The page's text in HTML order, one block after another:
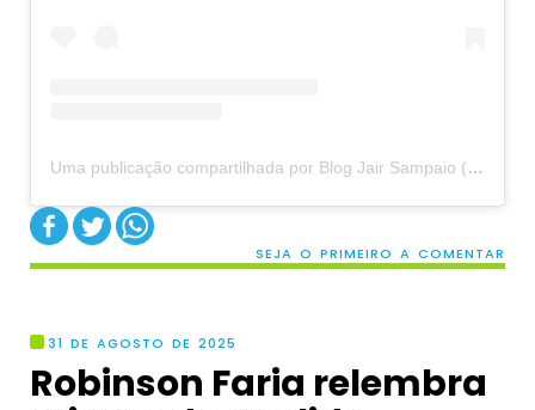
Uma publicação compartilhada por Blog Jair Sampaio (@blogjairsampaio_)
SEJA O PRIMEIRO A COMENTAR
31 DE AGOSTO DE 2025
Robinson Faria relembra